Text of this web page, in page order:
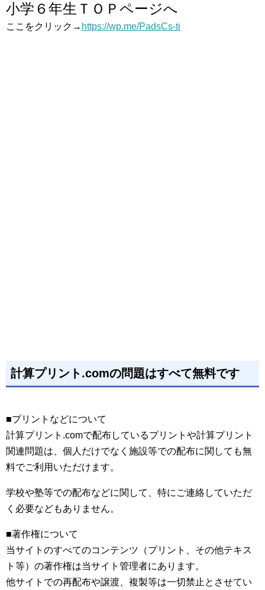
小学６年生ＴＯＰページへ
ここをクリック→ https://wp.me/PadsCs-ti
計算プリント.comの問題はすべて無料です
■プリントなどについて
計算プリント.comで配布しているプリントや計算プリント
関連問題は、個人だけでなく施設等での配布に関しても無
料でご利用いただけます。
学校や塾等での配布などに関して、特にご連絡していただ
く必要などもありません。
■著作権について
当サイトのすべてのコンテンツ（プリント、その他テキス
ト等）の著作権は当サイト管理者にあります。
他サイトでの再配布や譲渡、複製等は一切禁止とさせてい